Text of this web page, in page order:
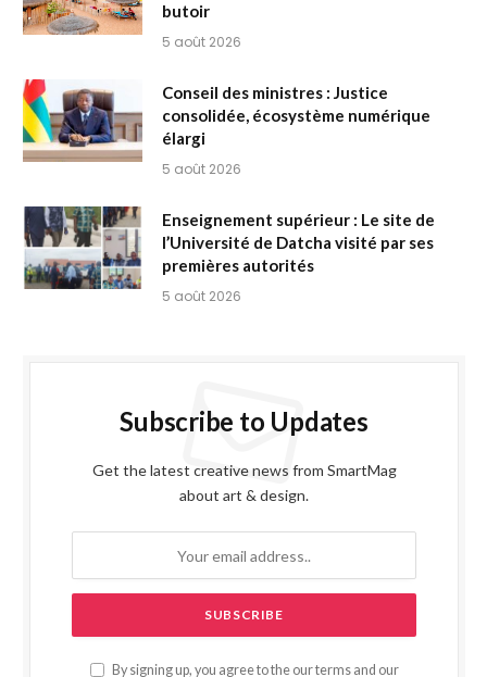
butoir
5 août 2026
Conseil des ministres : Justice
consolidée, écosystème numérique
élargi
5 août 2026
Enseignement supérieur : Le site de
l’Université de Datcha visité par ses
premières autorités
5 août 2026
Subscribe to Updates
Get the latest creative news from SmartMag
about art & design.
By signing up, you agree to the our terms and our